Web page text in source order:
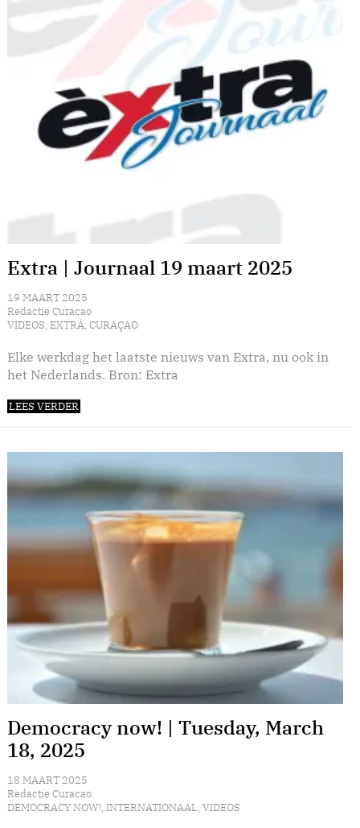
Extra | Journaal 19 maart 2025
19 MAART 2025
Redactie Curacao
VIDEOS, EXTRÁ, CURAÇAO
Elke werkdag het laatste nieuws van Extra, nu ook in
het Nederlands. Bron: Extra
LEES VERDER
Democracy now! | Tuesday, March
18, 2025
18 MAART 2025
Redactie Curacao
DEMOCRACY NOW!, INTERNATIONAAL, VIDEOS